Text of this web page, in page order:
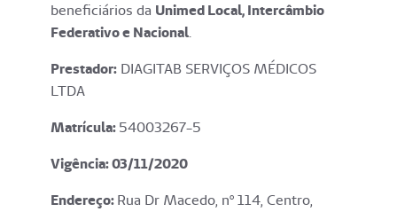
beneficiários da Unimed Local, Intercâmbio
Federativo e Nacional.
Prestador: DIAGITAB SERVIÇOS MÉDICOS
LTDA
Matrícula:54003267-5
Vigência: 03/11/2020
Endereço:Rua Dr Macedo, nº 114, Centro,